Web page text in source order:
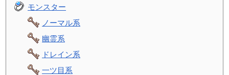
モンスター
ノーマル系
幽霊系
ドレイン系
一ツ目系